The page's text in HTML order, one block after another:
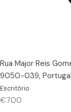
Rua Major Reis
9050-039, Portugal
Escritório
€700